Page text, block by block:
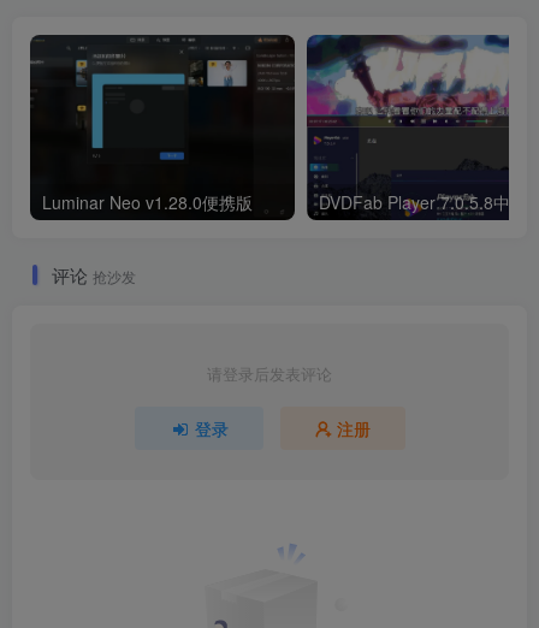
Luminar Neo v1.28.0便携版 DVDFab Player 7.0.5.8中文
评论 抢沙发
请登录后发表评论
登录 注册